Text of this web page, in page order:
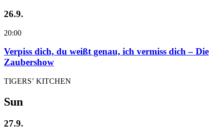
26.9.
20:00
Verpiss dich, du weißt genau, ich vermiss dich – Die
Zaubershow
TIGERS’ KITCHEN
Sun
27.9.